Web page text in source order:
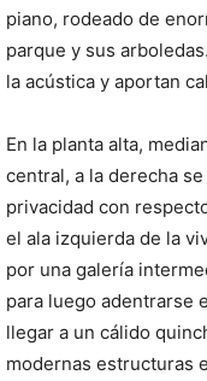
piano, rodeado de
parque y sus
la acústica y aportan
En la planta alta,
central, a la derecha
privacidad con
el ala izquierda de la
por una galería
para luego adentrarse
llegar a un cálido
modernas estructuras